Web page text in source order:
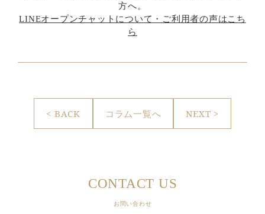
方へ。
LINEオープンチャットについて・ご利用者の声はこち
ら
< BACK コラム一覧へ NEXT >
CONTACT US
お問い合わせ